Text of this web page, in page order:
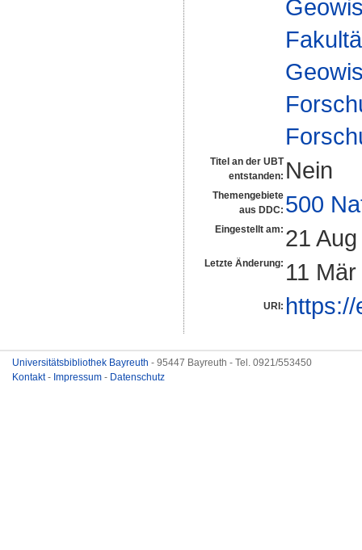
Titel an der UBT
entstanden: Nein
Themengebiete
aus DDC: 500
Eingestellt am: 21
Letzte Änderung: 11
URI:
Universitätsbibliothek Bayreuth - 95447 Bayreuth - Tel. 0921/553450
Kontakt- Impressum - Datenschutz